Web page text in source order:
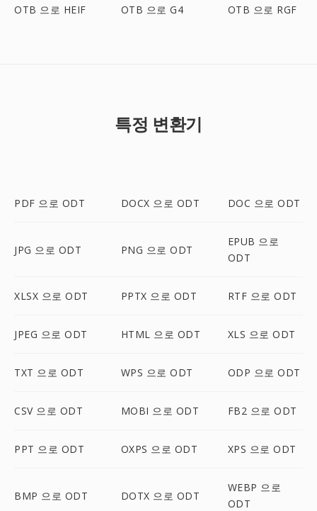
OTB 으로 HEIF OTB 으로 G4 OTB 으로 RGF
특정 변환기
PDF 으로 ODT DOCX 으로 ODT DOC 으로 ODT
JPG 으로 ODT PNG 으로 ODT
EPUB 으로
ODT
XLSX 으로 ODT PPTX 으로 ODT RTF 으로 ODT
JPEG 으로 ODT HTML 으로 ODT XLS 으로 ODT
TXT 으로 ODT WPS 으로 ODT ODP 으로 ODT
CSV 으로 ODT MOBI 으로 ODT FB2 으로 ODT
PPT 으로 ODT OXPS 으로 ODT XPS 으로 ODT
BMP 으로 ODT DOTX 으로 ODT
WEBP 으로
ODT